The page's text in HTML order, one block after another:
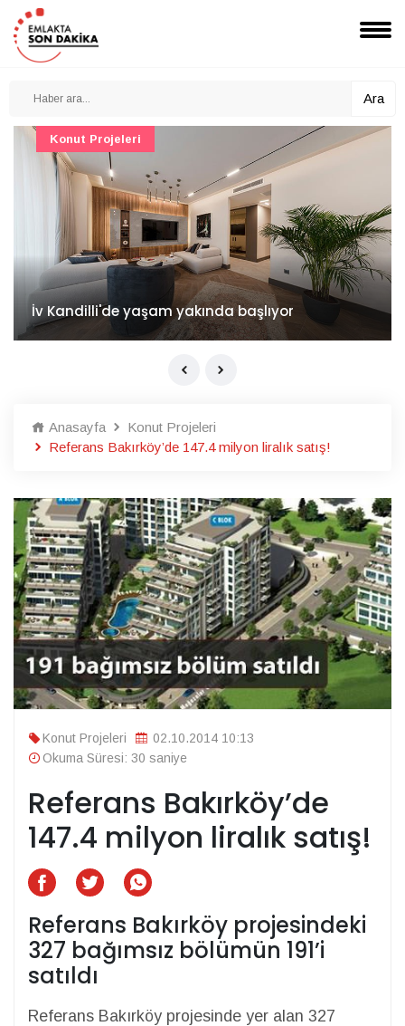
Ara
İv Kandilli'de yaşam yakında başlıyor
Konut Projeleri
Anasayfa
Konut Projeleri
Referans Bakırköy’de 147.4 milyon liralık satış!
Konut Projeleri
02.10.2014 10:13
Okuma Süresi: 30 saniye
Referans Bakırköy’de
147.4 milyon liralık satış!
Referans Bakırköy projesindeki
327 bağımsız bölümün 191’i
satıldı
Referans Bakırköy projesinde yer alan 327